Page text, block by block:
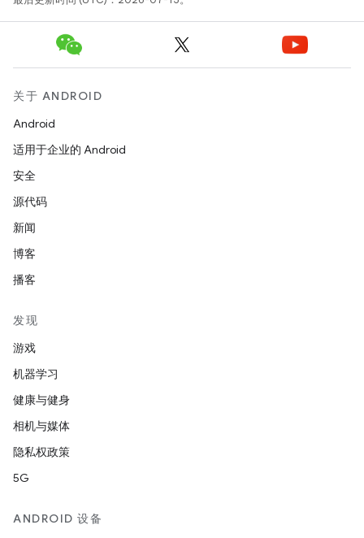
关于 ANDROID
Android
适用于企业的 Android
安全
源代码
新闻
博客
播客
发现
游戏
机器学习
健康与健身
相机与媒体
隐私权政策
5G
ANDROID 设备